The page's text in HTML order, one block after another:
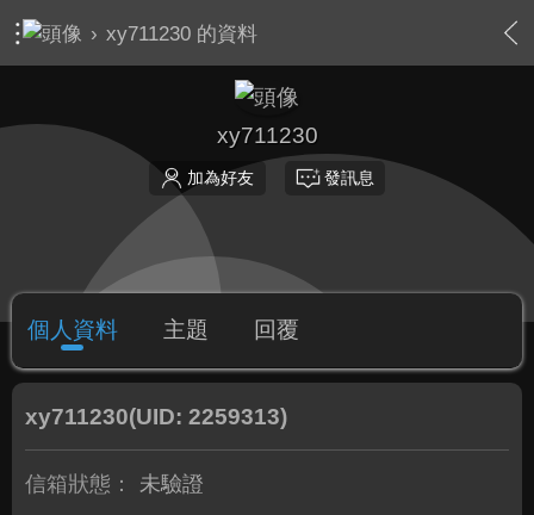
› xy711230 的資料
xy711230
加為好友 發訊息
個人資料 主題 回覆
xy711230(UID: 2259313)
信箱狀態： 未驗證